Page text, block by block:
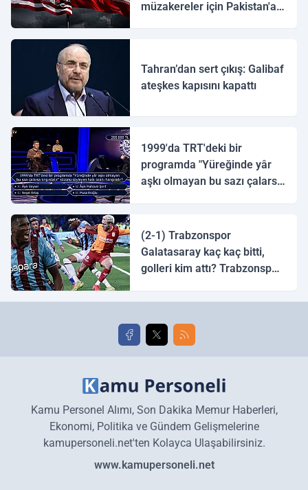
müzakereler için Pakistan'a
Tahran’dan sert çıkış: Galibaf
ateşkes kapısını kapattı
1999'da TRT'deki bir
programda "Yüreğinde yâr
aşkı olmayan bu sazı çalarsa
(2-1) Trabzonspor
Galatasaray kaç kaç bitti,
golleri kim attı? Trabzonspor
golleri!
Kamu Personel Alımı, Son Dakika Memur Haberleri,
Ekonomi, Politika ve Gündem Gelişmelerine
kamupersoneli.net'ten Kolayca Ulaşabilirsiniz.
www.kamupersoneli.net